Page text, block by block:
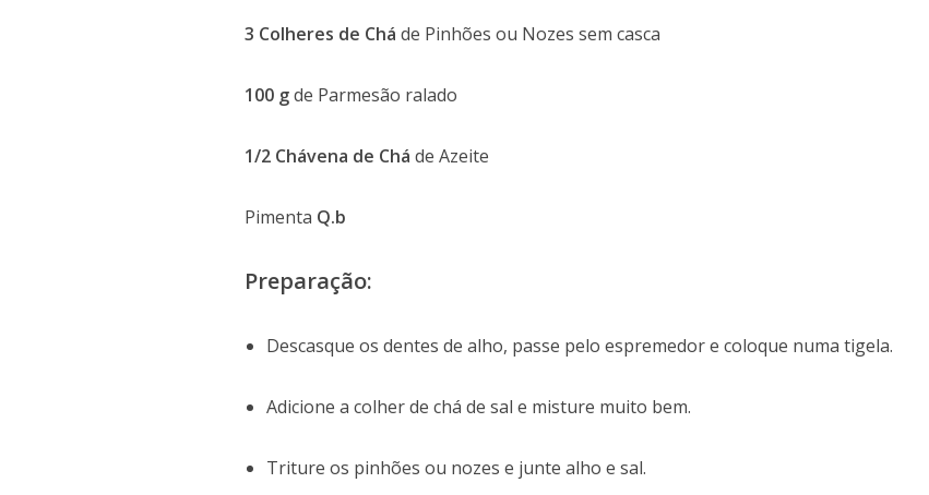
3 Colheres de Chá de Pinhões ou Nozes sem casca
100 gde Parmesão ralado
1/2 Chávena de Cháde Azeite
Pimenta Q.b
Preparação:
Descasque os dentes de alho, passe pelo espremedor e coloque numa tigela.
Adicione a colher de chá de sal e misture muito bem.
Triture os pinhões ou nozes e junte alho e sal.